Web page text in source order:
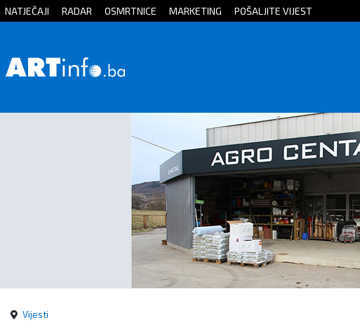
Početna
Zanimljivosti
NATJEČAJI RADAR OSMRTNICE MARKETING POŠALJITE VIJEST
Vijesti